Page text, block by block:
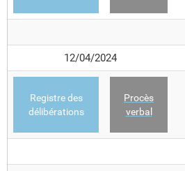
12/04/2024
Registre des
délibérations
Procès
verbal